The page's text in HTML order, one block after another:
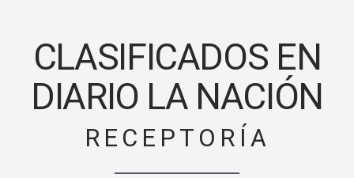
CLASIFICADOS EN
DIARIO LA NACIÓN
RECEPTORÍA